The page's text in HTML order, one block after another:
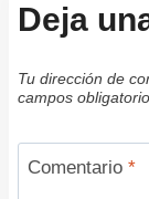
Deja
Tu dirección de
campos
Comentario *